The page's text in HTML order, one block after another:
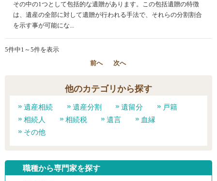
その中の1つとして包括的な遺贈があります。この包括遺贈の特徴
は、遺産の全部に対して遺贈が行われる手法で、それらの分割割合
を示す事が可能にな...
5件中1～5件を表示
前へ 次へ
他のカテゴリから探す
遺産相続 遺産分割 遺留分
戸籍
相続人
相続税 遺言
血縁
その他
職種から専門家を探す